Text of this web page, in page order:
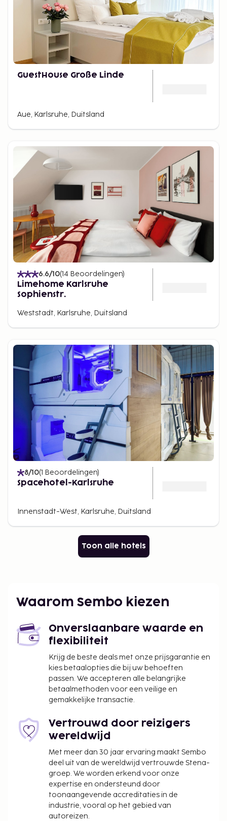
GuestHouse Große Linde
Aue, Karlsruhe, Duitsland
6.6/10(14 Beoordelingen)
Limehome Karlsruhe
Sophienstr.
Weststadt, Karlsruhe, Duitsland
8/10(1 Beoordelingen)
Spacehotel-Karlsruhe
Innenstadt-West, Karlsruhe, Duitsland
Toon alle hotels
Waarom Sembo kiezen
Onverslaanbare waarde en
flexibiliteit
Krijg de beste deals met onze prijsgarantie en
kies betaalopties die bij uw behoeften
passen. We accepteren alle belangrijke
betaalmethoden voor een veilige en
gemakkelijke transactie.
Vertrouwd door reizigers
wereldwijd
Met meer dan 30 jaar ervaring maakt Sembo
deel uit van de wereldwijd vertrouwde Stena-
groep. We worden erkend voor onze
expertise en ondersteund door
toonaangevende accreditaties in de
industrie, vooral op het gebied van
autoreizen.